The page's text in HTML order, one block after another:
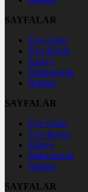
SAYFALAR
Üye Girişi
Üye Kaydı
Künye
Hakkımızda
İletişim
SAYFALAR
Üye Girişi
Üye Kaydı
Künye
Hakkımızda
İletişim
SAYFALAR